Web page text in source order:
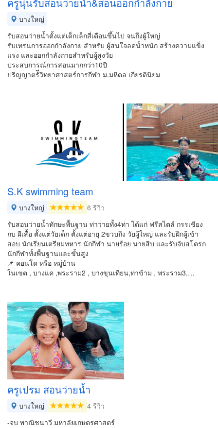
บางใหญ่
รับสอนว่ายน้ำตั้งแต่เด็กเล็กสี่เดือนขึ้นไป จนถึงผู้ใหญ่
รับเทรนการออกกำลังกาย สำหรับ ผู้สนใจลดน้ำหนัก สร้างความแข็ง
แรง และออกกำลังกายสำหรับผู้สูงวัย
ประสบการณ์การสอนมากกว่า10ปี
ปริญญาตรัีวิทยาศาสตร์การกีฬา ม.มหิดล เกียรตินิยม
S.K swimming team
บางใหญ่
6 รีวิว
รับสอนว่ายน้ำทักษะพื้นฐาน ท่าว่ายทั้ง4ท่า ได้แก่ ฟรีสไตล์ กรรเชียง
กบ ผีเสื้อ ตั้งแต่วัยเด็ก ตั้งแต่อายุ 2ขวบถึง วัยผู้ใหญ่ และรับฝึกผู้เข้า
สอบ นักเรียนเตรียมทหาร นักกีฬา นายร้อย นายสิบ และรับจับสโตรก
นักกีฬาทั้งพื้นฐานและขั้นสูง
📌 คอนโด หรือ หมู่บ้าน
ในเขต , บางแค ,พระราม2 , บางขุนเทียน,ท่าข้าม , พระราม3,…
ครูเปรม สอนว่ายน้ำ
บางใหญ่
4 รีวิว
-จบ พาณิชนาวี มหาลัยเกษตรศาสตร์